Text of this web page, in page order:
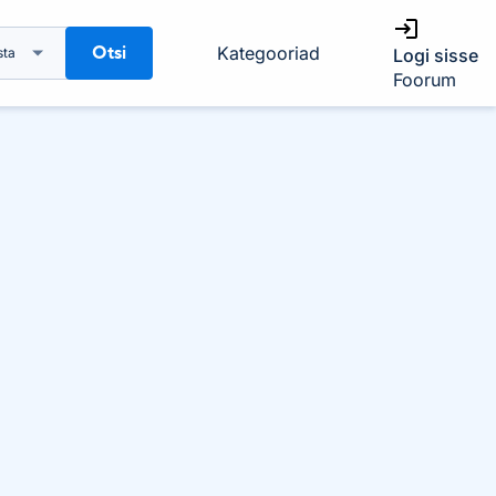
Otsi Kategooriad
Logi sisse
Foorum